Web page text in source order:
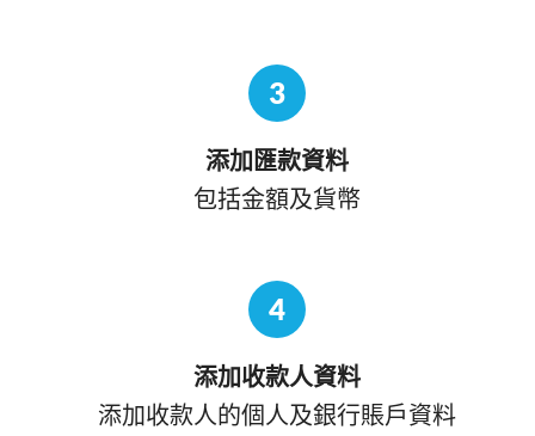
3
添加匯款資料
包括金額及貨幣
4
添加收款人資料
添加收款人的個人及銀行賬戶資料